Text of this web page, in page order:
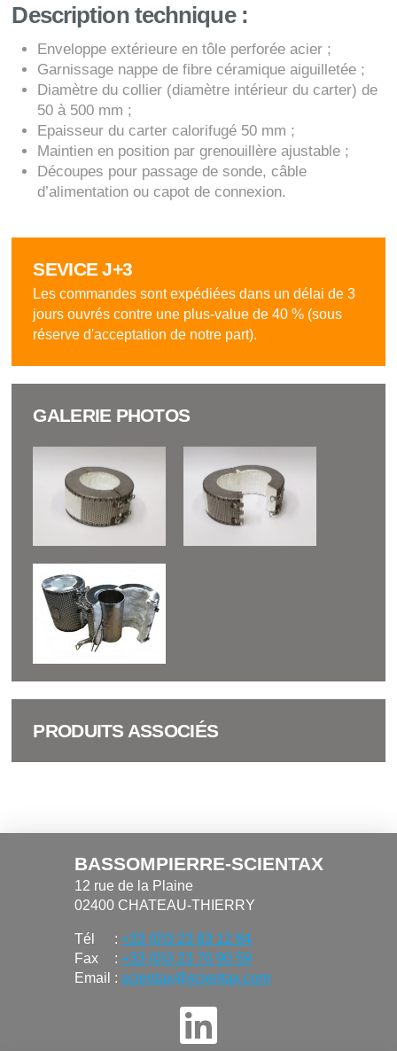
Description technique :
Enveloppe extérieure en tôle perforée acier ;
Garnissage nappe de fibre céramique aiguilletée ;
Diamètre du collier (diamètre intérieur du carter) de
50 à 500 mm ;
Epaisseur du carter calorifugé 50 mm ;
Maintien en position par grenouillère ajustable ;
Découpes pour passage de sonde, câble
d’alimentation ou capot de connexion.
SEVICE J+3
Les commandes sont expédiées dans un délai de 3
jours ouvrés contre une plus-value de 40 % (sous
réserve d'acceptation de notre part).
GALERIE PHOTOS
PRODUITS ASSOCIÉS
BASSOMPIERRE-SCIENTAX
12 rue de la Plaine
02400 CHATEAU-THIERRY
Tél : +33 (0)3 23 83 12 84
Fax
: +33 (0)3 23 70 90 59
Email : scientax@scientax.com